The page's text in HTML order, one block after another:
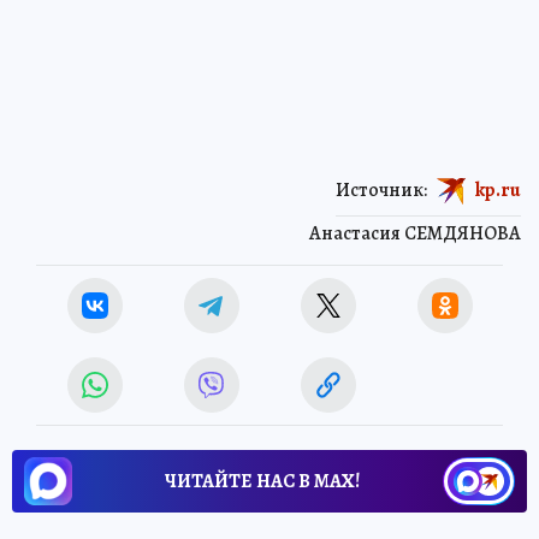
Анастасия СЕМДЯНОВА
Источник: kp.ru
ЧИТАЙТЕ НАС В МАХ!